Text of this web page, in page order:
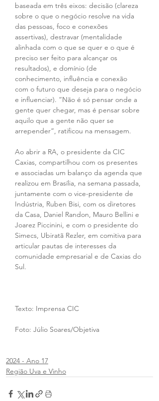
baseada em três eixos: decisão (clareza
sobre o que o negócio resolve na vida
das pessoas, foco e conexões
assertivas), destravar (mentalidade
alinhada com o que se quer e o que é
preciso ser feito para alcançar os
resultados), e domínio (de
conhecimento, influência e conexão
com o futuro que deseja para o negócio
e influenciar). “Não é só pensar onde a
gente quer chegar, mas é pensar sobre
aquilo que a gente não quer se
arrepender”, ratificou na mensagem.
Ao abrir a RA, o presidente da CIC
Caxias, compartilhou com os presentes
e associadas um balanço da agenda que
realizou em Brasília, na semana passada,
juntamente com o vice-presidente de
Indústria, Ruben Bisi, com os diretores
da Casa, Daniel Randon, Mauro Bellini e
Joarez Piccinini, e com o presidente do
Simecs, Ubiratã Rezler, em comitiva para
articular pautas de interesses da
comunidade empresarial e de Caxias do
Sul.
Texto: Imprensa CIC
Foto: Júlio Soares/Objetiva
2024 - Ano 17
Região Uva e Vinho